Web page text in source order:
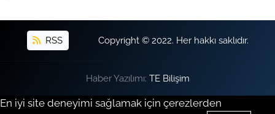
RSS Copyright © 2022. Her hakkı saklıdır.
Haber Yazılımı: TE Bilişim
En iyi site deneyimi sağlamak için çerezlerden